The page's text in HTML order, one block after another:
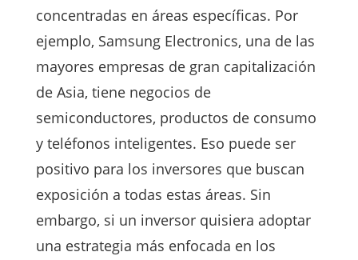
concentradas en áreas específicas. Por
ejemplo, Samsung Electronics, una de las
mayores empresas de gran capitalización
de Asia, tiene negocios de
semiconductores, productos de consumo
y teléfonos inteligentes. Eso puede ser
positivo para los inversores que buscan
exposición a todas estas áreas. Sin
embargo, si un inversor quisiera adoptar
una estrategia más enfocada en los